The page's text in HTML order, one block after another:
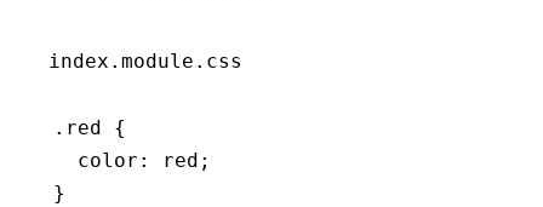
index.module.css
.red
{
  color
: red ;
}